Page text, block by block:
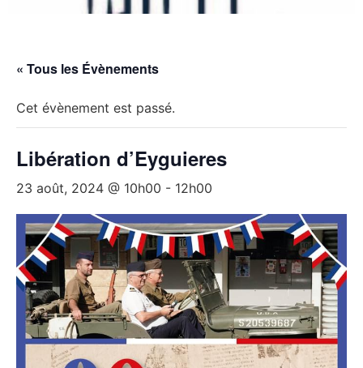
« Tous les Évènements
Cet évènement est passé.
Libération d’Eyguieres
23 août, 2024 @ 10h00 - 12h00